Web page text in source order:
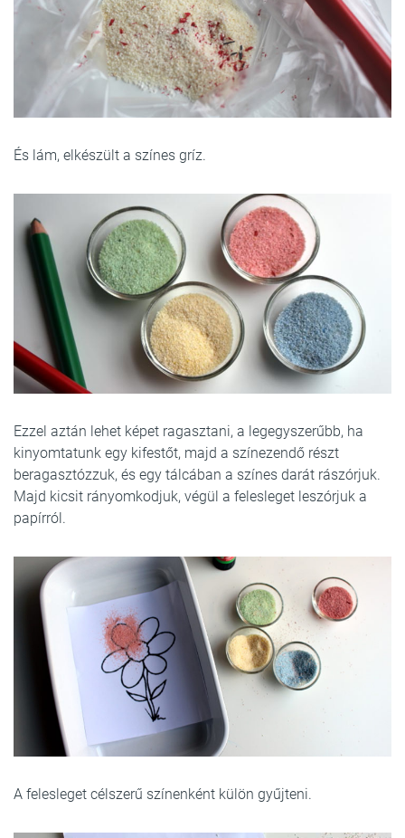
És lám, elkészült a színes gríz.
Ezzel aztán lehet képet ragasztani, a legegyszerűbb, ha
kinyomtatunk egy kifestőt, majd a színezendő részt
beragasztózzuk, és egy tálcában a színes darát rászórjuk.
Majd kicsit rányomkodjuk, végül a felesleget leszórjuk a
papírról.
A felesleget célszerű színenként külön gyűjteni.